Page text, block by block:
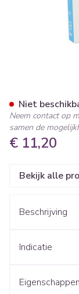
€ 11,20
Niet
Neem contact op
samen de
Bekijk alle
Beschrijving
Indicatie
Eigenschappen